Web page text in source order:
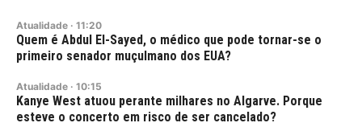
Atualidade · 11:20
Quem é Abdul El-Sayed, o médico que pode tornar-se o
primeiro senador muçulmano dos EUA?
Atualidade · 10:15
Kanye West atuou perante milhares no Algarve. Porque
esteve o concerto em risco de ser cancelado?